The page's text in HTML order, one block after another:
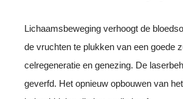
Lichaamsbeweging verhoogt de
de vruchten te plukken van een goede
celregeneratie en genezing. De
geverfd. Het opnieuw opbouwen van